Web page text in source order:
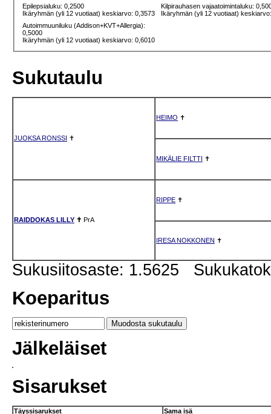
Epilepsialuku: 0,2500
Ikäryhmän (yli 12 vuotiaat) keskiarvo: 0,3573
Kilpirauhasen vajaatoimintaluku:
Ikäryhmän (yli 12 vuotiaat)
Autoimmuuniluku (Addison+KVT+Allergia):
0,5000
Ikäryhmän (yli 12 vuotiaat) keskiarvo: 0,6010
Sukutaulu
JUOKSA RONSSI ✝
HEIMO ✝
MIKÄLIE FILTTI ✝
RAIDDOKAS LILLY ✝ PrA
RIPPE ✝
IRESA NOKKONEN ✝
Sukusiitosaste: 1.5625
Koeparitus
Jälkeläiset
Sisarukset
Täyssisarukset Sama isä